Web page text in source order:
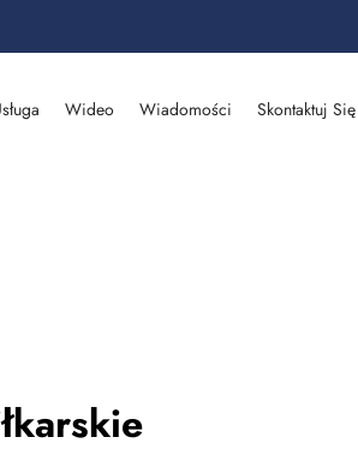
Wideo Wiadomości Skontaktuj